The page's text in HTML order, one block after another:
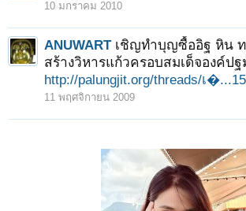
10 มกราคม 2010
ANUWART เชิญทำบุญซื้ออิฐ หิน ท
สร้างวิหารแก้วครอบสมเด็จองค์ปฐ
http://palungjit.org/threads/เ
11 พฤศจิกายน 2009